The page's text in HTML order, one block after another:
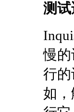
测
慢的
行
如